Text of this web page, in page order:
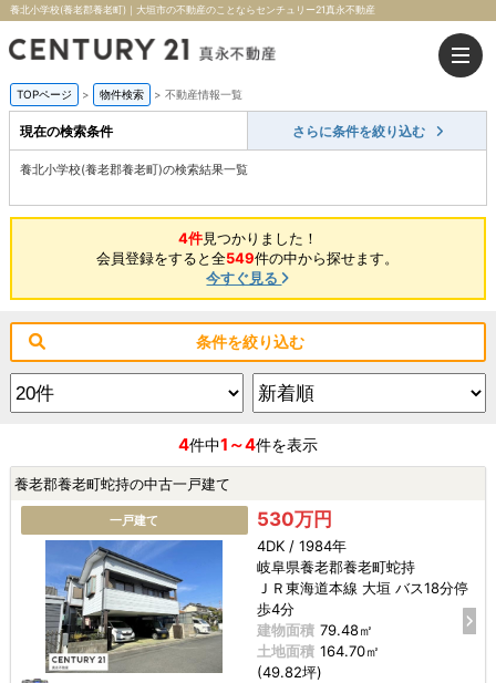
養北小学校(養老郡養老町)｜大垣市の不動産のことならセンチュリー21真永不動産
TOPページ > 物件検索 > 不動産情報一覧
現在の検索条件 さらに条件を絞り込む
養北小学校(養老郡養老町)の検索結果一覧
4件見つかりました！
会員登録をすると全549件の中から探せます。
今すぐ見る
条件を絞り込む
4件中1～4件を表示
養老郡養老町蛇持の中古一戸建て
一戸建て 530万円
4DK / 1984年
岐阜県養老郡養老町蛇持
ＪＲ東海道本線 大垣 バス18分停
歩4分
建物面積 79.48㎡
土地面積 164.70㎡
(49.82坪)